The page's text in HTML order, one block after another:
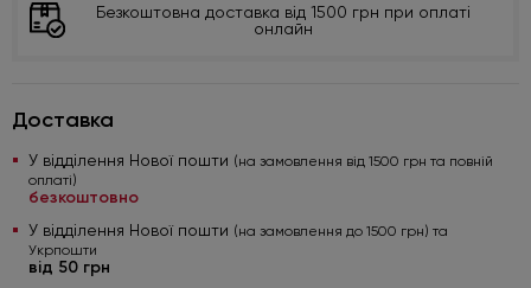
Безкоштовна доставка від 1500 грн при оплаті
онлайн
Доставка
У відділення Нової пошти (на замовлення від 1500 грн та повній
оплаті)
безкоштовно
У відділення Нової пошти (на замовлення до 1500 грн) та
Укрпошти
від 50 грн